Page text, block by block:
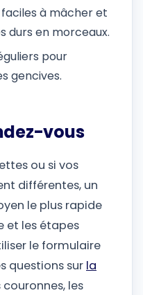
à mâcher et
durs en morceaux.
pour
gencives.
vous
ou si vos
différentes, un
le plus rapide
et les étapes
le formulaire
questions sur la
couronnes, les